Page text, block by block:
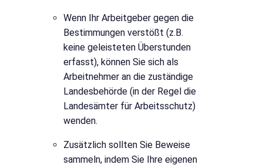
Wenn Ihr Arbeitgeber gegen die
Bestimmungen verstößt (z.B.
keine geleisteten Überstunden
erfasst), können Sie sich als
Arbeitnehmer an die zuständige
Landesbehörde (in der Regel die
Landesämter für Arbeitsschutz)
wenden.
Zusätzlich sollten Sie Beweise
sammeln, indem Sie Ihre eigenen